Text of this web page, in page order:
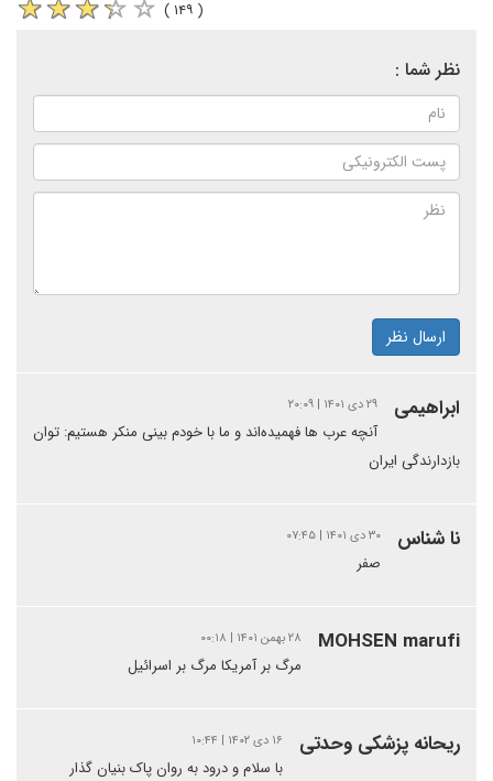
( ۱۴۹ )
نظر شما :
ارسال نظر
ابراهیمی ۲۹ دی ۱۴۰۱ | ۲۰:۰۹
آنچه عرب ها فهمیده‌اند و ما با خودم بینی منکر هستیم: توان
بازدارندگی ایران
نا شناس ۳۰ دی ۱۴۰۱ | ۰۷:۴۵
صفر
MOHSEN marufi ۲۸ بهمن ۱۴۰۱ | ۰۰:۱۸
مرگ بر آمریکا مرگ بر اسرائیل
ریحانه پزشکی وحدتی ۱۶ دی ۱۴۰۲ | ۱۰:۴۴
با سلام و درود به روان پاک بنیان گذار